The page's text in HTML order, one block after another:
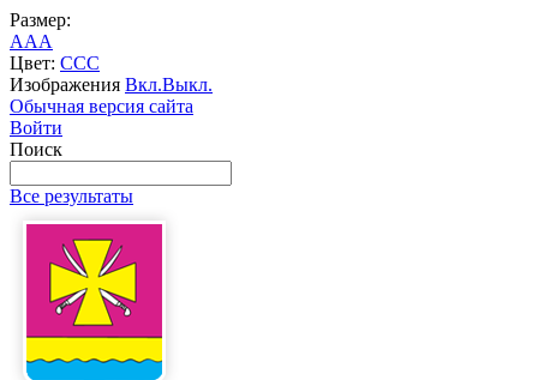
Размер:
AAA
Цвет: CCC
Изображения Вкл.Выкл.
Обычная версия сайта
Войти
Поиск
Все результаты